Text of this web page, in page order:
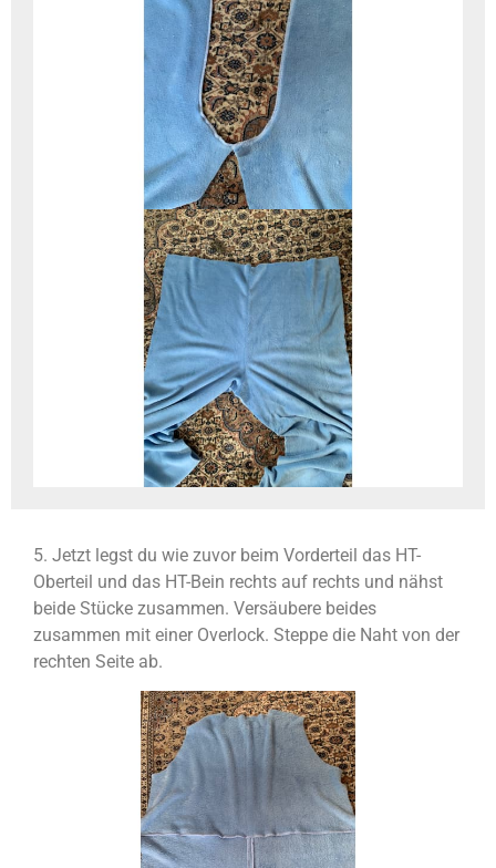
5. Jetzt legst du wie zuvor beim Vorderteil das HT-
Oberteil und das HT-Bein rechts auf rechts und nähst
beide Stücke zusammen. Versäubere beides
zusammen mit einer Overlock. Steppe die Naht von der
rechten Seite ab.